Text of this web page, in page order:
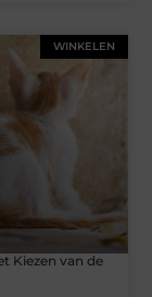
WINKELEN
Kiezen van de